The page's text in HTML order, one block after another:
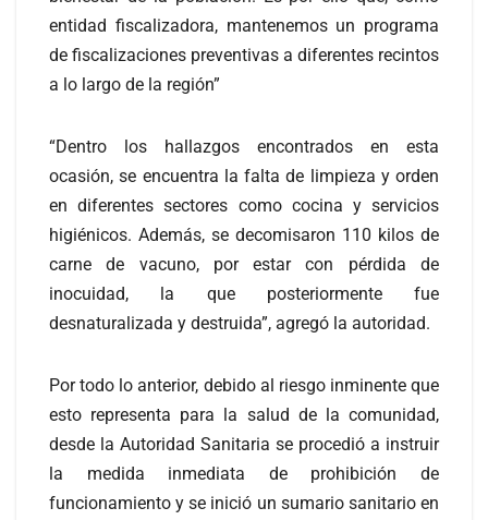
entidad fiscalizadora, mantenemos un programa
de fiscalizaciones preventivas a diferentes recintos
a lo largo de la región”
“Dentro los hallazgos encontrados en esta
ocasión, se encuentra la falta de limpieza y orden
en diferentes sectores como cocina y servicios
higiénicos. Además, se decomisaron 110 kilos de
carne de vacuno, por estar con pérdida de
inocuidad, la que posteriormente fue
desnaturalizada y destruida”, agregó la autoridad.
Por todo lo anterior, debido al riesgo inminente que
esto representa para la salud de la comunidad,
desde la Autoridad Sanitaria se procedió a instruir
la medida inmediata de prohibición de
funcionamiento y se inició un sumario sanitario en